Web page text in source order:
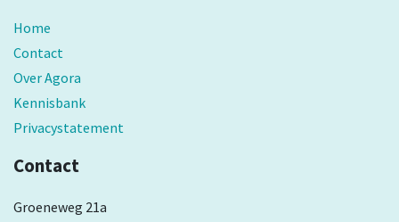
Home
Contact
Over Agora
Kennisbank
Privacystatement
Contact
Groeneweg 21a